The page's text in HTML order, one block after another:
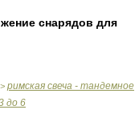
снарядов для
> римская свеча - тандемное
до 6